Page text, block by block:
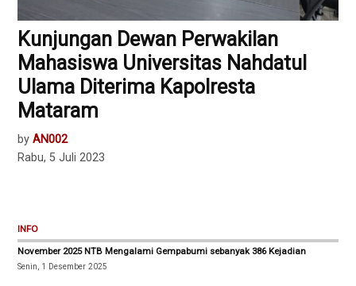
Kunjungan Dewan Perwakilan
Mahasiswa Universitas Nahdatul
Ulama Diterima Kapolresta
Mataram
by AN002
Rabu, 5 Juli 2023
INFO
November 2025 NTB Mengalami Gempabumi sebanyak 386 Kejadian
Senin, 1 Desember 2025